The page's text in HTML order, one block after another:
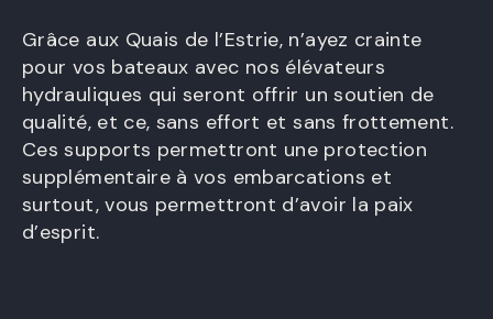
Grâce aux Quais de l’Estrie, n’ayez crainte
pour vos bateaux avec nos élévateurs
hydrauliques qui seront offrir un soutien de
qualité, et ce, sans effort et sans frottement.
Ces supports permettront une protection
supplémentaire à vos embarcations et
surtout, vous permettront d’avoir la paix
d’esprit.